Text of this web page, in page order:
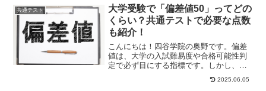
共通テスト
大学受験で「偏差値50」ってどの
くらい？共通テストで必要な点数
も紹介！
こんにちは！四谷学院の奥野です。偏差
値は、大学の入試難易度や合格可能性判
定で必ず目にする指標です。しかし、
「偏差値が何を意味するのかよくわから
2025.06.05